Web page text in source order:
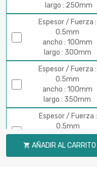
largo : 250mm
Espesor / Fuerza :
0.5mm
ancho : 100mm
largo : 300mm
Espesor / Fuerza :
0.5mm
ancho : 100mm
largo : 350mm
Espesor / Fuerza :
0.5mm
ancho : 100mm
largo : 400mm
 AÑADIR AL CARRITO